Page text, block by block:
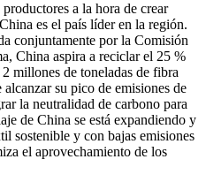
a la hora de crear
es el país líder en la región.
conjuntamente por la Comisión
China aspira a reciclar el 25 %
millones de toneladas de fibra
su pico de emisiones de
la neutralidad de carbono para
de China se está expandiendo y
sostenible y con bajas emisiones
el aprovechamiento de los